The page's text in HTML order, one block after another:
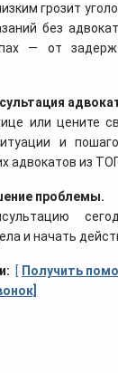
грозит
без
— от
или цените
и
адвокатов из
проблемы.
и начать
[ Получить